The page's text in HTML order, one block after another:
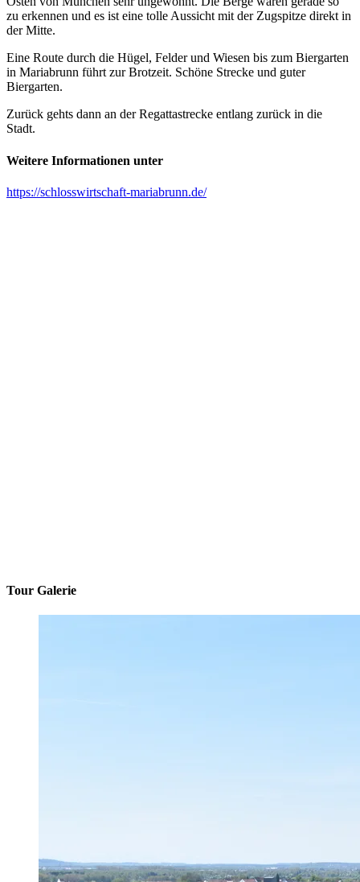
zu erkennen und es ist eine tolle Aussicht mit der Zugspitze direkt in
der Mitte.
Eine Route durch die Hügel, Felder und Wiesen bis zum Biergarten
in Mariabrunn führt zur Brotzeit. Schöne Strecke und guter
Biergarten.
Zurück gehts dann an der Regattastrecke entlang zurück in die
Stadt.
Weitere Informationen unter
https://schlosswirtschaft-mariabrunn.de/
Tour Galerie